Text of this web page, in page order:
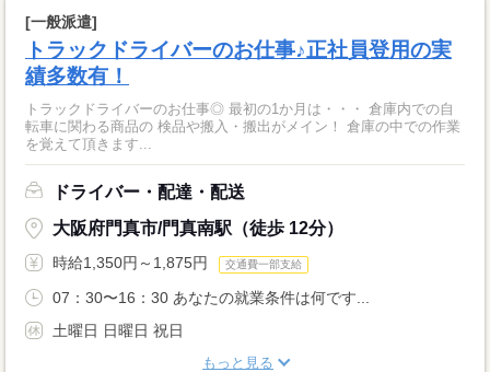
[一般派遣]
トラックドライバーのお仕事♪正社員登用の実
績多数有！
トラックドライバーのお仕事◎ 最初の1か月は・・・ 倉庫内での自
転車に関わる商品の 検品や搬入・搬出がメイン！ 倉庫の中での作業
を覚えて頂きます...
ドライバー・配達・配送
大阪府門真市/門真南駅（徒歩 12分）
時給1,350円～1,875円 交通費一部支給
07：30〜16：30 あなたの就業条件は何です...
土曜日 日曜日 祝日
もっと見る